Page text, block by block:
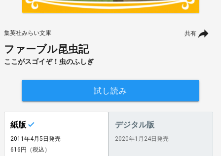
共有
集英社みらい文庫
ファーブル昆虫記
ここがスゴイぞ！虫のふしぎ
試し読み
紙版
2011年4月5日発売
616円（税込）
デジタル版
2020年1月24日発売